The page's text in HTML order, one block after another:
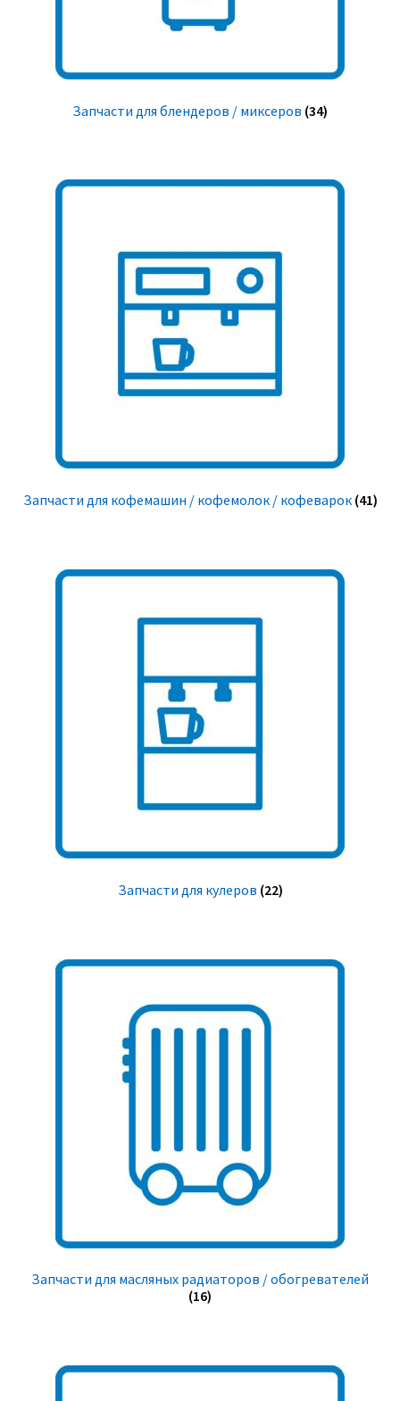
Запчасти для блендеров / миксеров (34)
Запчасти для кофемашин / кофемолок / кофеварок (41)
Запчасти для кулеров (22)
Запчасти для масляных радиаторов / обогревателей
(16)